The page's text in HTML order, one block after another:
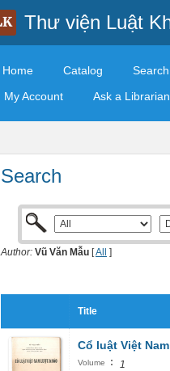
Thư viện Luật
Home Catalog
My Account
Ask a
Search
Author: Vũ Văn Mẫu [All ]
Title
Cổ luật Việt
Volume : 1